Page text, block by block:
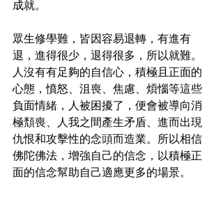
成就。
眾生修學難，皆因容易退轉，有進有
退，進得很少，退得很多，所以就難。
人沒有有足夠的自信心，積極且正面的
心態，憤怒、沮喪、焦慮、煩惱等這些
負面情緒，人被困擾了，便會被導向消
極頽喪、人我之間產生矛盾、進而出現
仇恨和攻擊性的念頭而造業。所以相信
佛陀佛法，增強自己的信念，以積極正